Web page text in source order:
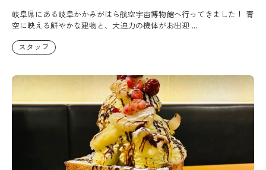
岐阜県にある岐阜かかみがはら航空宇宙博物館へ行ってきました！ 青
空に映える鮮やかな建物と、大迫力の機体がお出迎 ...
スタッフ